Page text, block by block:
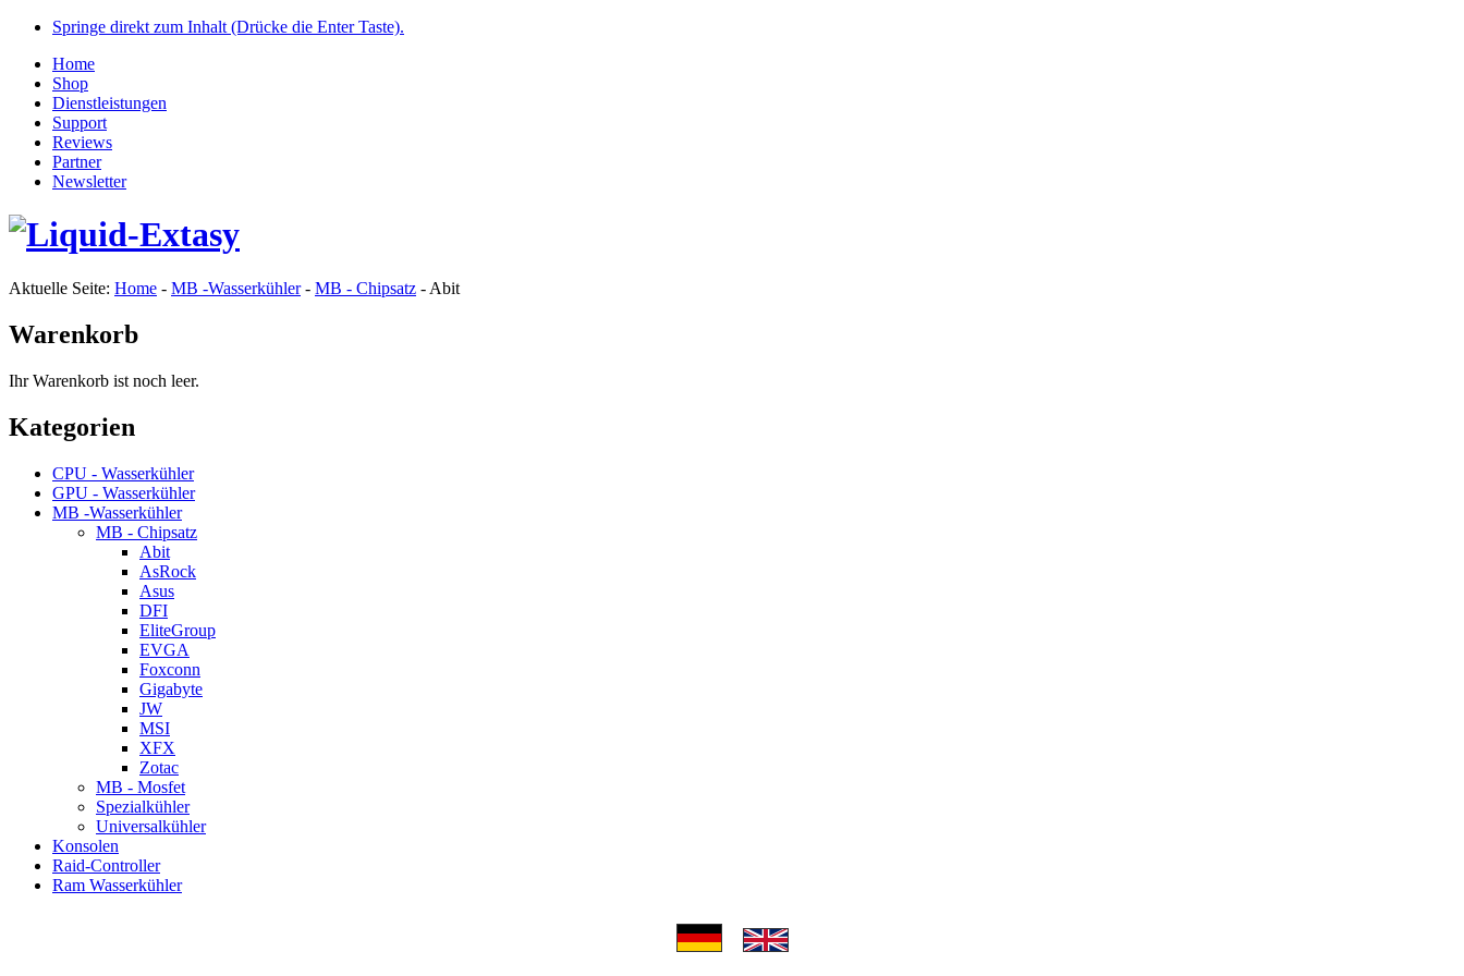
Springe direkt zum Inhalt (Drücke die Enter Taste).
Home
Shop
Dienstleistungen
Support
Reviews
Partner
Newsletter
Aktuelle Seite: Home - MB -Wasserkühler- MB - Chipsatz - Abit
Warenkorb
Ihr Warenkorb ist noch leer.
Kategorien
CPU - Wasserkühler
GPU - Wasserkühler
MB -Wasserkühler
MB - Chipsatz
Abit
AsRock
Asus
DFI
EliteGroup
EVGA
Foxconn
Gigabyte
JW
MSI
XFX
Zotac
MB - Mosfet
Spezialkühler
Universalkühler
Konsolen
Raid-Controller
Ram Wasserkühler